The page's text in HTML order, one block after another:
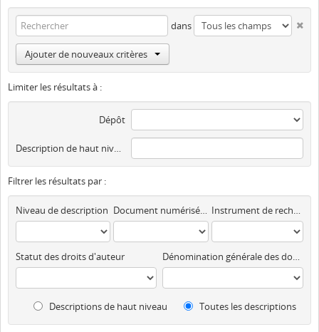
dans
Ajouter de nouveaux critères
Limiter les résultats à :
Dépôt
Description de haut niveau
Filtrer les résultats par :
Niveau de description Document numérisé disponible Instrument de recherche
Statut des droits d'auteur Dénomination générale des documents
Descriptions de haut niveau Toutes les descriptions